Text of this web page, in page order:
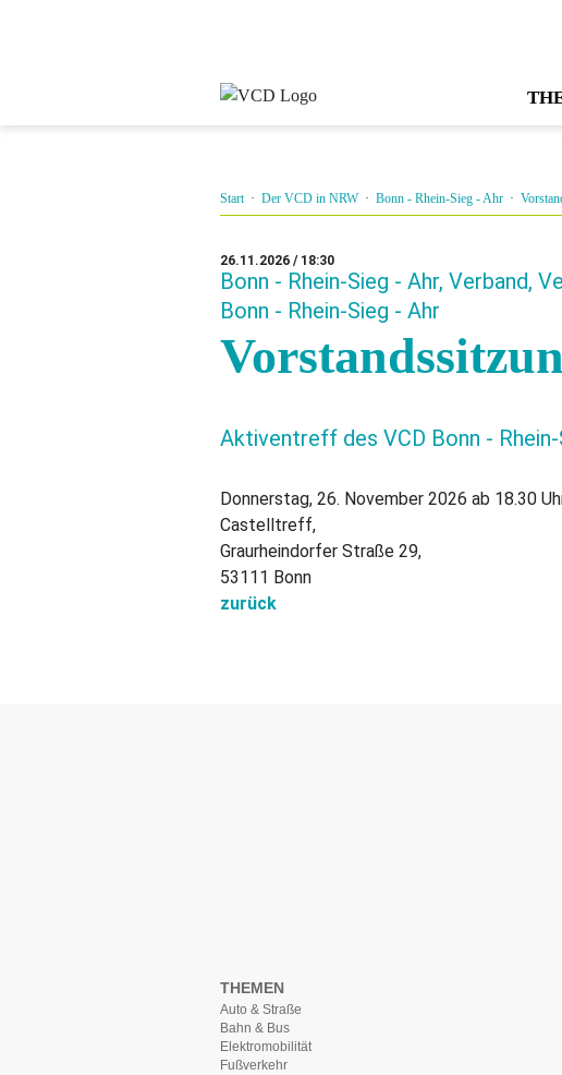
Start· Der VCD in NRW· Bonn - Rhein-Sieg - Ahr ·
26.11.2026 / 18:30
Bonn - Rhein-Sieg - Ahr, Verband,
Bonn - Rhein-Sieg - Ahr
Aktiventreff des VCD Bonn - Rhein-
Donnerstag, 26. November 2026 ab 18.30
Castelltreff,
Graurheindorfer Straße 29,
53111 Bonn
zurück
THEMEN
Auto & Straße
Bahn & Bus
Elektromobilität
Fußverkehr